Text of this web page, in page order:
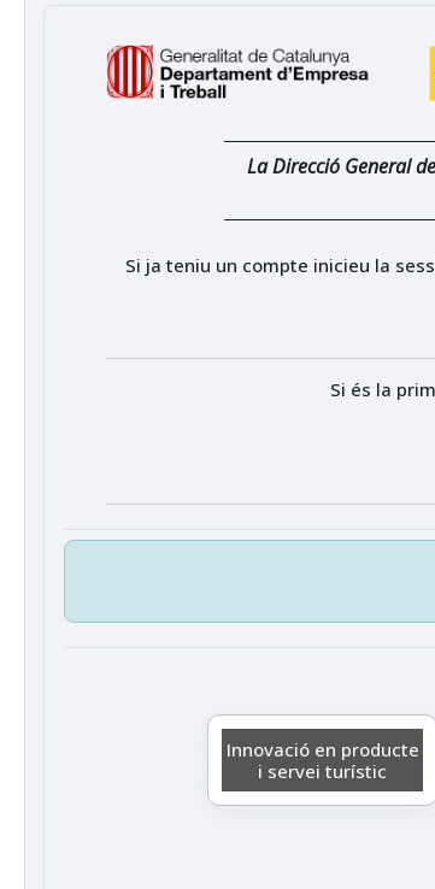
La Direcció General
Si ja teniu un compte inicieu la
Si és la
Innovació en producte
i servei turístic